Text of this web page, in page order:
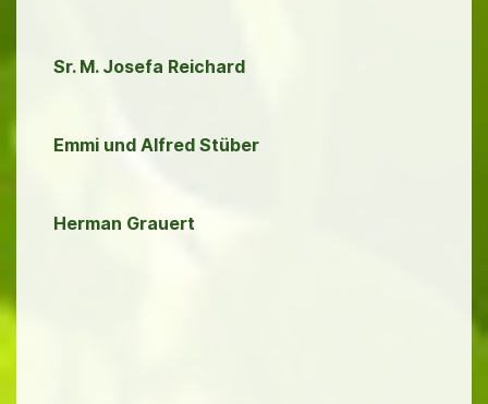
Sr. M. Josefa Reichard
Emmi und Alfred Stüber
Herman Grauert